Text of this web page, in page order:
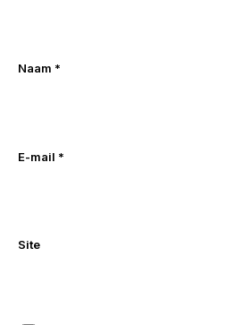
Naam *
E-mail *
Site